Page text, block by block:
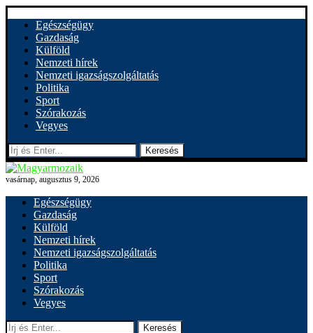
Egészségügy
Gazdaság
Külföld
Nemzeti hírek
Nemzeti igazságszolgáltatás
Politika
Sport
Szórakozás
Vegyes
Keresés
vasárnap, augusztus 9, 2026
Egészségügy
Gazdaság
Külföld
Nemzeti hírek
Nemzeti igazságszolgáltatás
Politika
Sport
Szórakozás
Vegyes
Keresés